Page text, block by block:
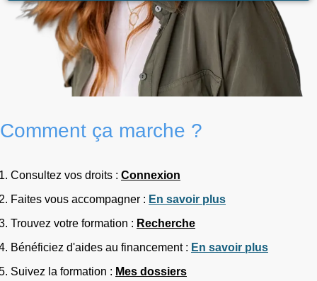
Comment ça marche ?
Consultez vos droits : Connexion
Faites vous accompagner : En savoir plus
Trouvez votre formation : Recherche
Bénéficiez d'aides au financement : En savoir plus
Suivez la formation : Mes dossiers